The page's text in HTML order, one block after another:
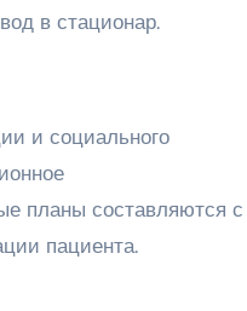
в стационар.
и социального
планы составляются с
пациента.